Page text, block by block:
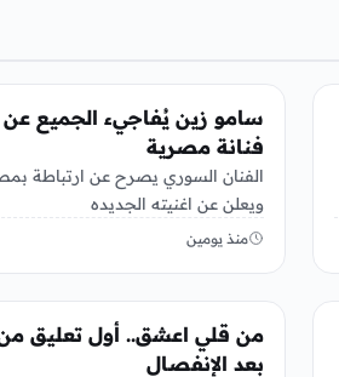
سامو زين يُفاجيء الجميع عن
فنانة مصرية
الفنان السوري يصرح عن ارتباطة
ويعلن عن اغنيته الجديده
منذ يومين
من قلي اعشق.. أول تعليق من
بعد الإنفصال